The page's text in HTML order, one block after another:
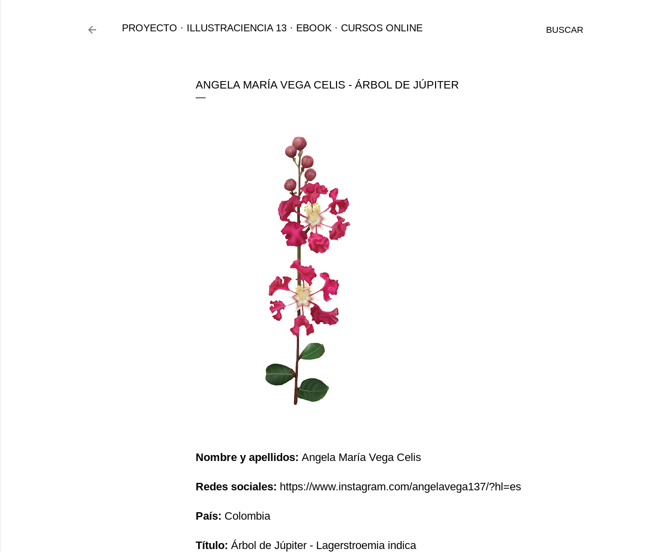
BUSCAR
PROYECTO ILLUSTRACIENCIA 13 EBOOK CURSOS ONLINE
ANGELA MARÍA VEGA CELIS - ÁRBOL DE JÚPITER
Nombre y apellidos: Angela María Vega Celis
Redes sociales: https://www.instagram.com/angelavega137/?hl=es
País: Colombia
Título: Árbol de Júpiter - Lagerstroemia indica